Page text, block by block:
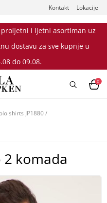
Kontakt Lokacije
i ljetni asortiman uz
dostavu za sve kupnje u
do 09.08.
0
shirts JP1880/
2 komada